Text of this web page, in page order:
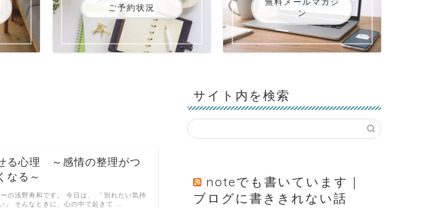
ご予約状況
ン
る心理 ～感情の整理がつ
なる～
の浅野寿和です。 今日は、 「別れたい気持
」 そんなときに、心の中で起きて …
サイト内を検索
noteでも書いています｜
ブログに書ききれない話